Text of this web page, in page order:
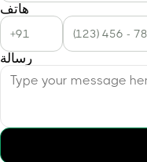
هاتف
رسالة